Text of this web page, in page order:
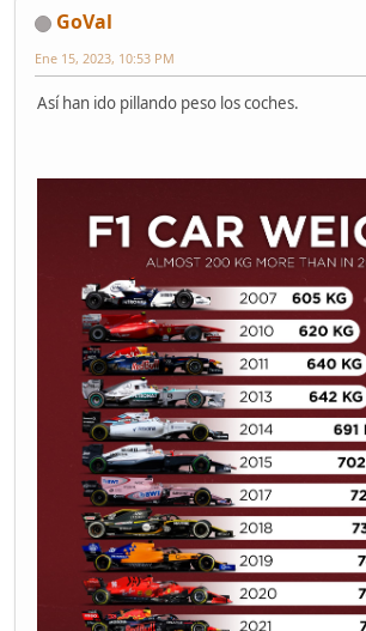
GoVal
Ene 15, 2023, 10:53 PM
Así han ido pillando peso los coches.